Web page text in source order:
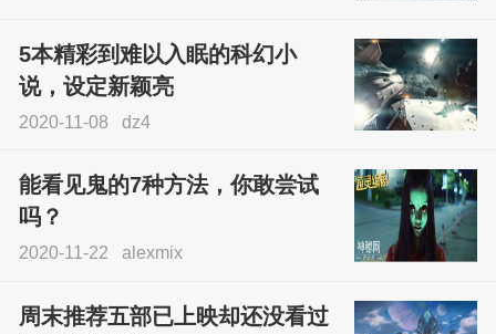
5本精彩到难以入眠的科幻小
说，设定新颖亮
2020-11-08 dz4
能看见鬼的7种方法，你敢尝试
吗？
2020-11-22 alexmix
周末推荐五部已上映却还没看过